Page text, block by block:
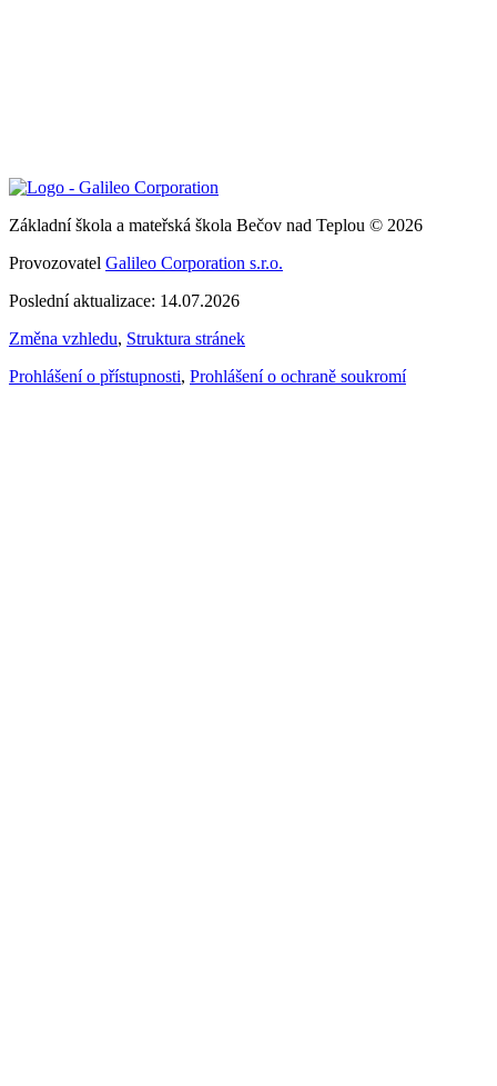
Základní škola a mateřská škola Bečov nad Teplou © 2026
Provozovatel Galileo Corporation s.r.o.
Poslední aktualizace: 14.07.2026
Změna vzhledu, Struktura stránek
Prohlášení o přístupnosti, Prohlášení o ochraně soukromí